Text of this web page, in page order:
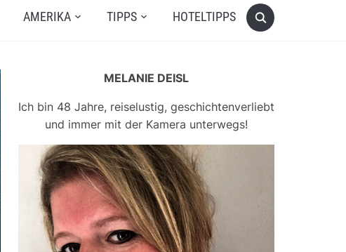
AMERIKA TIPPS HOTELTIPPS
MELANIE DEISL
Ich bin 48 Jahre, reiselustig, geschichtenverliebt
und immer mit der Kamera unterwegs!